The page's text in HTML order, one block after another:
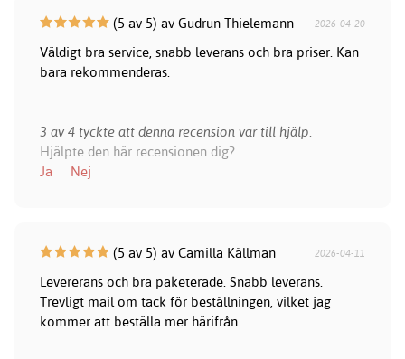
(5 av 5) av Gudrun Thielemann 2026-04-20
Väldigt bra service, snabb leverans och bra priser. Kan
bara rekommenderas.
3 av 4 tyckte att denna recension var till hjälp.
Hjälpte den här recensionen dig?
Ja
Nej
(5 av 5) av Camilla Källman 2026-04-11
Levererans och bra paketerade. Snabb leverans.
Trevligt mail om tack för beställningen, vilket jag
kommer att beställa mer härifrån.